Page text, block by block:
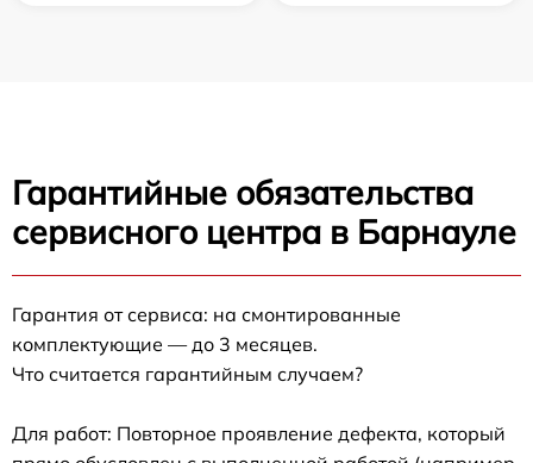
Гарантийные обязательства
сервисного центра в Барнауле
Гарантия от сервиса: на смонтированные
комплектующие — до 3 месяцев.
Что считается гарантийным случаем?
Для работ: Повторное проявление дефекта, который